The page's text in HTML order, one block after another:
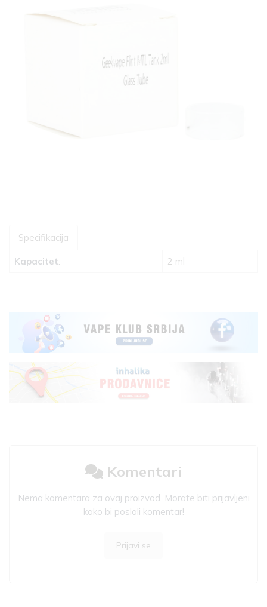
Specifikacija
Kapacitet: 2 ml
Komentari
Nema komentara za ovaj proizvod. Morate biti prijavljeni
kako bi poslali komentar!
Prijavi se